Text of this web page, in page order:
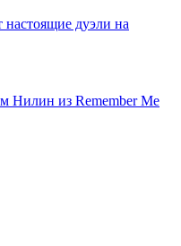
дуэли на
Нилин из Remember Me